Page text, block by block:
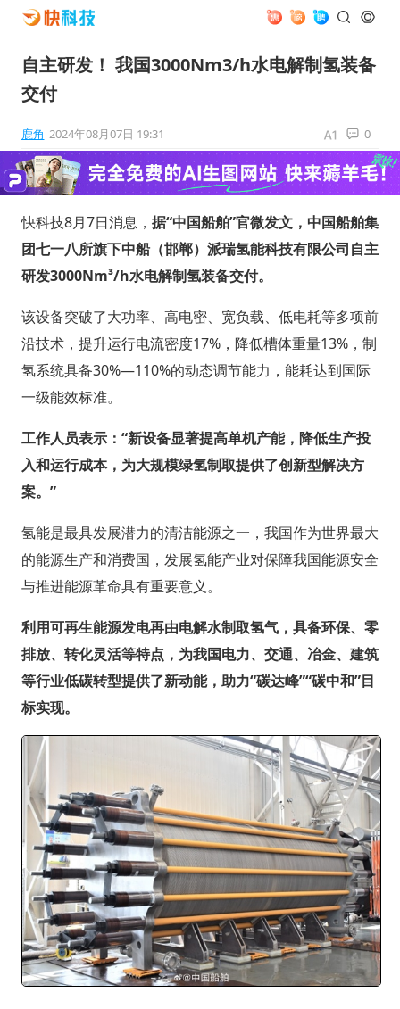
自主研发！ 我国3000Nm3/h水电解制氢装备
交付
鹿角 2024年08月07日 19:31 0
快科技8月7日消息， 据“中国船舶”官微发文，中国船舶集
团七一八所旗下中船（邯郸）派瑞氢能科技有限公司自主
研发3000Nm³/h水电解制氢装备交付。
该设备突破了大功率、高电密、宽负载、低电耗等多项前
沿技术，提升运行电流密度17%，降低槽体重量13%，制
氢系统具备30%—110%的动态调节能力，能耗达到国际
一级能效标准。
工作人员表示：“新设备显著提高单机产能，降低生产投
入和运行成本，为大规模绿氢制取提供了创新型解决方
案。”
氢能是最具发展潜力的清洁能源之一，我国作为世界最大
的能源生产和消费国，发展氢能产业对保障我国能源安全
与推进能源革命具有重要意义。
利用可再生能源发电再由电解水制取氢气，具备环保、零
排放、转化灵活等特点，为我国电力、交通、冶金、建筑
等行业低碳转型提供了新动能，助力“碳达峰”“碳中和”目
标实现。